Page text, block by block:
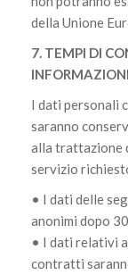
della Unione
7. TEMPI DI
INFORMAZIONI
I dati personali
saranno
alla trattazione
servizio
• I dati delle
anonimi dopo
• I dati relativi
contratti